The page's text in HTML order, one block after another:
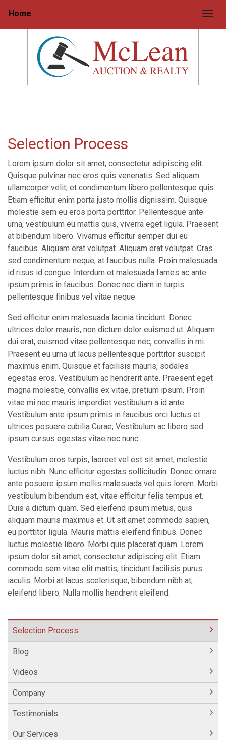
Home
Selection Process
Lorem ipsum dolor sit amet, consectetur adipiscing elit.
Quisque pulvinar nec eros quis venenatis. Sed aliquam
ullamcorper velit, et condimentum libero pellentesque quis.
Etiam efficitur enim porta justo mollis dignissim. Quisque
molestie sem eu eros porta porttitor. Pellentesque ante
urna, vestibulum eu mattis quis, viverra eget ligula. Praesent
at bibendum libero. Vivamus efficitur semper dui eu
faucibus. Aliquam erat volutpat. Aliquam erat volutpat. Cras
sed condimentum neque, at faucibus nulla. Proin malesuada
id risus id congue. Interdum et malesuada fames ac ante
ipsum primis in faucibus. Donec nec diam in turpis
pellentesque finibus vel vitae neque.
Sed efficitur enim malesuada lacinia tincidunt. Donec
ultrices dolor mauris, non dictum dolor euismod ut. Aliquam
dui erat, euismod vitae pellentesque nec, convallis in mi.
Praesent eu urna ut lacus pellentesque porttitor suscipit
maximus enim. Quisque et facilisis mauris, sodales
egestas eros. Vestibulum ac hendrerit ante. Praesent eget
magna molestie, convallis ex vitae, pretium ipsum. Proin
vitae mi nec mauris imperdiet vestibulum a id ante.
Vestibulum ante ipsum primis in faucibus orci luctus et
ultrices posuere cubilia Curae; Vestibulum ac libero sed
ipsum cursus egestas vitae nec nunc.
Vestibulum eros turpis, laoreet vel est sit amet, molestie
luctus nibh. Nunc efficitur egestas sollicitudin. Donec ornare
ante posuere ipsum mollis malesuada vel quis lorem. Morbi
vestibulum bibendum est, vitae efficitur felis tempus et.
Duis a dictum quam. Sed eleifend ipsum metus, quis
aliquam mauris maximus et. Ut sit amet commodo sapien,
eu porttitor ligula. Mauris mattis eleifend finibus. Donec
luctus molestie libero. Morbi quis placerat quam. Lorem
ipsum dolor sit amet, consectetur adipiscing elit. Etiam
commodo sem vitae elit mattis, tincidunt facilisis purus
iaculis. Morbi at lacus scelerisque, bibendum nibh at,
eleifend libero. Nulla mollis hendrerit eleifend.
Selection Process
Blog
Videos
Company
Testimonials
Our Services